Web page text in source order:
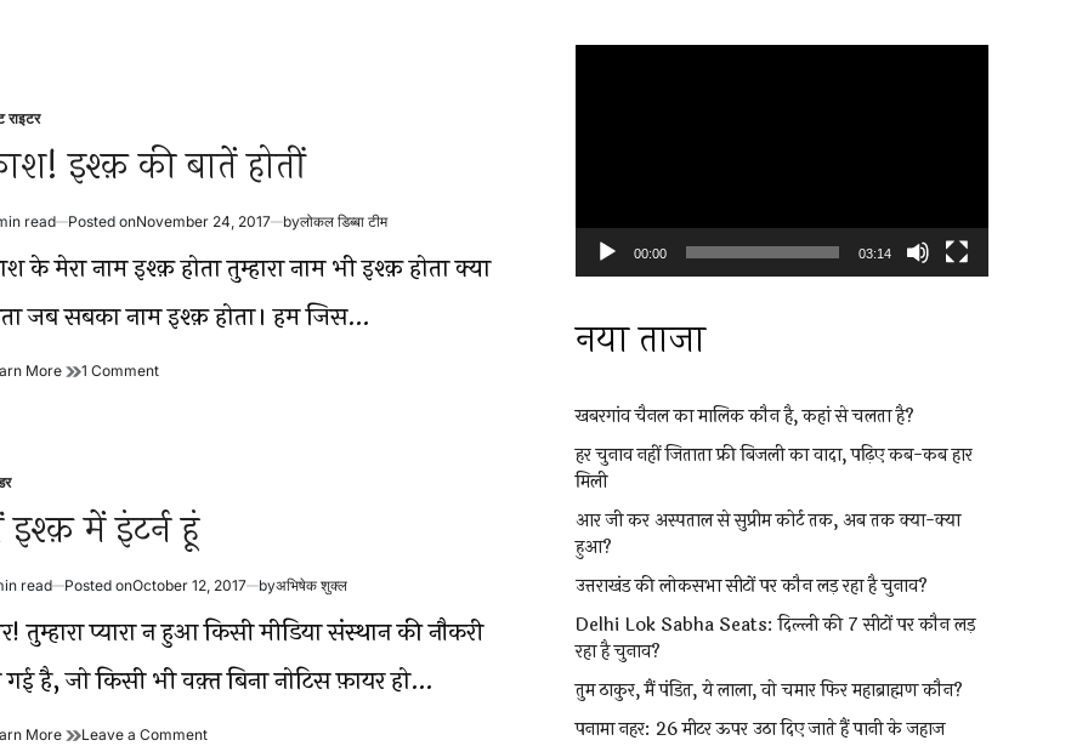
राइटर
इश्क़ की बातें होतीं
read Posted onNovember 24, 2017 byलोकल डिब्बा टीम
के मेरा नाम इश्क़ होता तुम्हारा नाम भी इश्क़ होता क्या
जब सबका नाम इश्क़ होता। हम जिस…
More काश!1 Commenton
में इंटर्न हूं
read Posted onOctober 12, 2017 byअभिषेक शुक्ल
तुम्हारा प्यारा न हुआ किसी मीडिया संस्थान की नौकरी
गई है, जो किसी भी वक़्त बिना नोटिस फ़ायर हो…
More मैं Leave a Commenton
00:00 03:14
नया ताजा
खबरगांव चैनल का मालिक कौन है, कहां से चलता है?
हर चुनाव नहीं जिताता फ्री बिजली का वादा, पढ़िए कब-कब हार
मिली
आर जी कर अस्पताल से सुप्रीम कोर्ट तक, अब तक क्या-क्या
हुआ?
उत्तराखंड की लोकसभा सीटों पर कौन लड़ रहा है चुनाव?
Delhi Lok Sabha Seats: दिल्ली की 7 सीटों पर कौन लड़
रहा है चुनाव?
तुम ठाकुर, मैं पंडित, ये लाला, वो चमार फिर महाब्राह्मण कौन?
पनामा नहर: 26 मीटर ऊपर उठा दिए जाते हैं पानी के जहाज